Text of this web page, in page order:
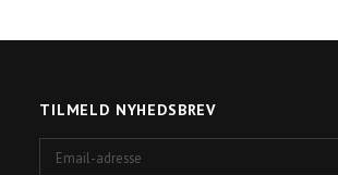
TILMELD NYHEDSBREV
adresse